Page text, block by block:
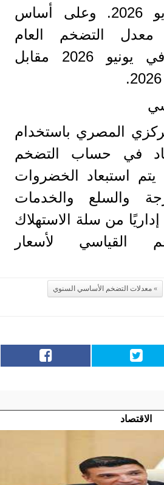
و1.6% في مايو 2026. وعلى أساس
التضخم العام
للحضر14.3% في يونيو 2026 مقابل
المصري باستخدام
في حساب التضخم
استبعاد الخضروات
والسلع والخدمات
من سلة الاستهلاك
القياسي لأسعار
معدلات التضخم الأساسي السنوي
الاقتصاد